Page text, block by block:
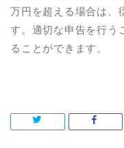
万円を超える場合は、
す。適切な申告を行う
ることができます。